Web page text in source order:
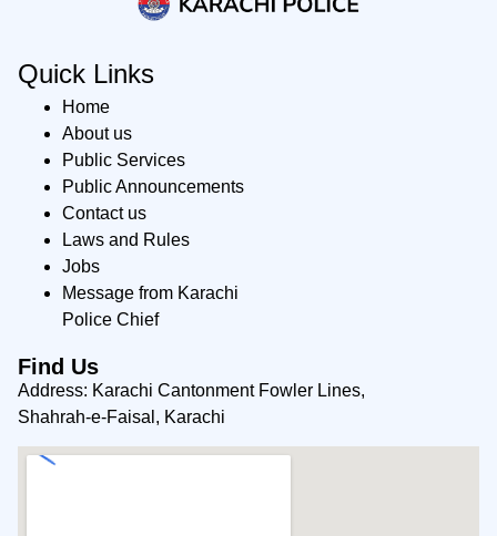
Quick Links
Home
About us
Public Services
Public Announcements
Contact us
Laws and Rules
Jobs
Message from Karachi
Police Chief
Find Us
Address: Karachi Cantonment Fowler Lines,
Shahrah-e-Faisal, Karachi